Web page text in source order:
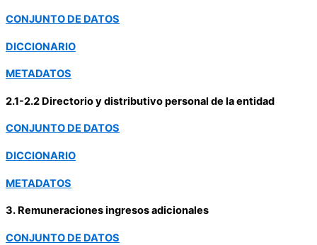
CONJUNTO DE DATOS
DICCIONARIO
METADATOS
2.1-2.2 Directorio y distributivo personal de la entidad
CONJUNTO DE DATOS
DICCIONARIO
METADATOS
3. Remuneraciones ingresos adicionales
CONJUNTO DE DATOS